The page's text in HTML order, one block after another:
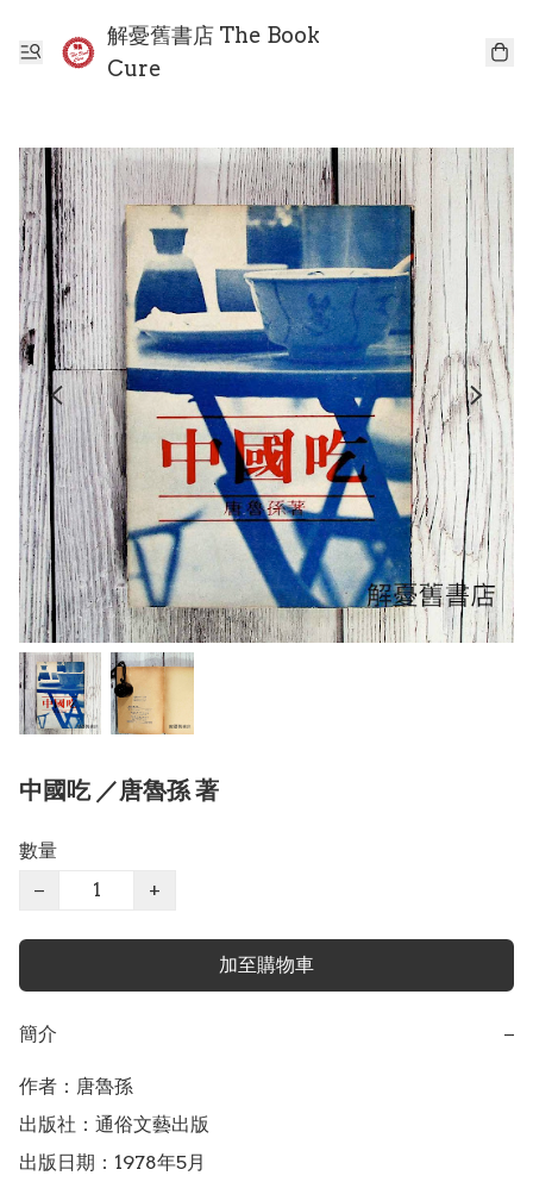
解憂舊書店 The Book
Cure
中國吃 ／唐魯孫 著
數量
−
+
加至購物車
簡介 −
作者：唐魯孫
出版社：通俗文藝出版
出版日期：1978年5月